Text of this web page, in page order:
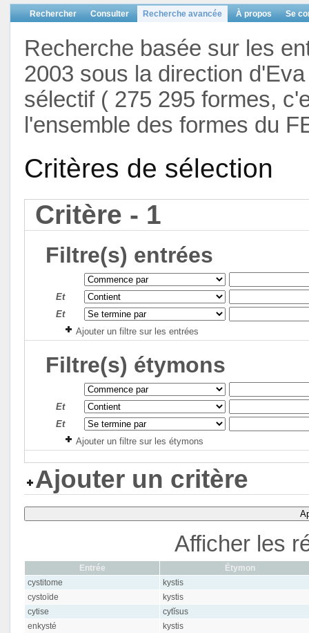
Rechercher Consulter Recherche avancée À propos Se
Recherche basée sur les
2003 sous la direction
sélectif ( 275 295 formes,
l'ensemble des formes du
Critères de sélection
Critère - 1
Filtre(s) entrées
Et
Et
Ajouter un filtre sur les entrées
Filtre(s) étymons
Et
Et
Ajouter un filtre sur les étymons
Ajouter un critère
Afficher les
Entrée
Étymon
cystitome
kystis
cystoïde
kystis
cytise
cytĭsus
enkysté
kystis